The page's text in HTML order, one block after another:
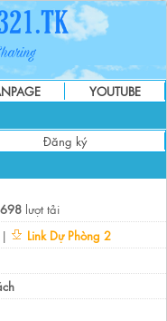
YOUTUBE
Đăng ký
698 lượt tải
|
Link Dự Phòng 2